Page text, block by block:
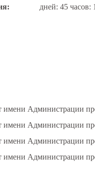
дней: 45 часов:
имени Администрации
имени Администрации
имени Администрации
имени Администрации